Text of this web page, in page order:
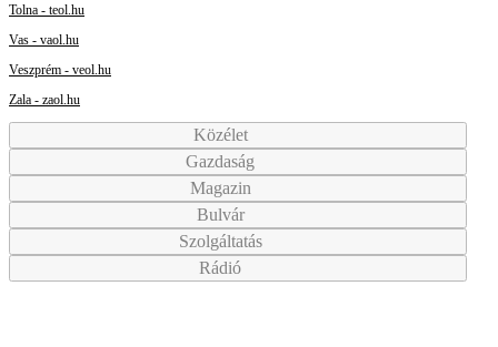
Tolna - teol.hu
Vas - vaol.hu
Veszprém - veol.hu
Zala - zaol.hu
Közélet
Gazdaság
Magazin
Bulvár
Szolgáltatás
Rádió